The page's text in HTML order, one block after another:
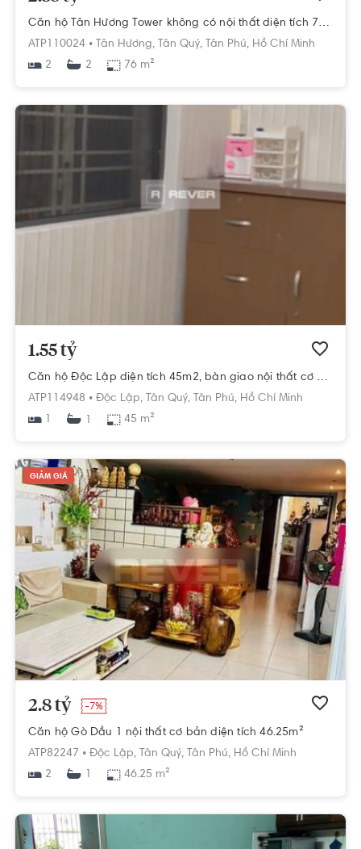
Căn hộ Tân Hương Tower không có nội thất diện tích 76m²
ATP110024 • Tân Hương, Tân Quý, Tân Phú, Hồ Chí Minh
2
2 76 m²
1.55 tỷ
Căn hộ Độc Lập diện tích 45m2, bàn giao nội thất cơ bản.
ATP114948 • Độc Lập, Tân Quý, Tân Phú, Hồ Chí Minh
1
45 m²
GIẢM GIÁ
2.8 tỷ -7%
Căn hộ Gò Dầu 1 nội thất cơ bản diện tích 46.25m²
ATP82247 • Độc Lập, Tân Quý, Tân Phú, Hồ Chí Minh
2
1 46.25 m²